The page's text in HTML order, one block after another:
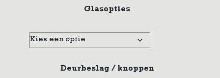
Glasopties
Deurbeslag / knoppen